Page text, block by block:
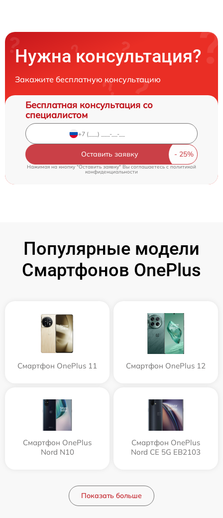
Нужна консультация?
Закажите бесплатную консультацию
Бесплатная консультация со
специалистом
Оставить заявку
Нажимая на кнопку "Оставить заявку" Вы соглашаетесь c политикой
конфиденциальности
Популярные модели
Смартфонов OnePlus
Смартфон OnePlus 11 Смартфон OnePlus 12
Смартфон OnePlus
Nord N10
Смартфон OnePlus
Nord CE 5G EB2103
Показать больше